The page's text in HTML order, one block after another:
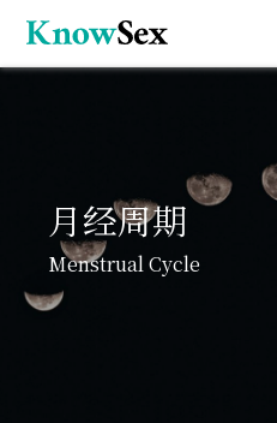
月经周期
Menstrual Cycle